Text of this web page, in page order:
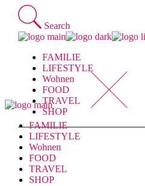
Skip
content
Search
FAMILIE
LIFESTYLE
Wohnen
FOOD
TRAVEL
SHOP
FAMILIE
LIFESTYLE
Wohnen
FOOD
TRAVEL
SHOP